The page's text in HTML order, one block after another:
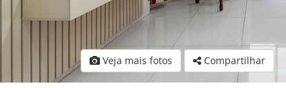
Veja mais fotos Compartilhar